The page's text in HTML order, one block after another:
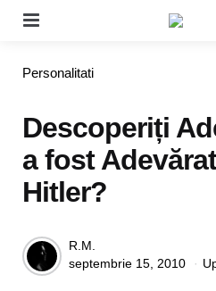
Categories
Personalitati
Descoperiți
a fost
Hitler?
Posted
by
R.M.
septembrie 15, 2010